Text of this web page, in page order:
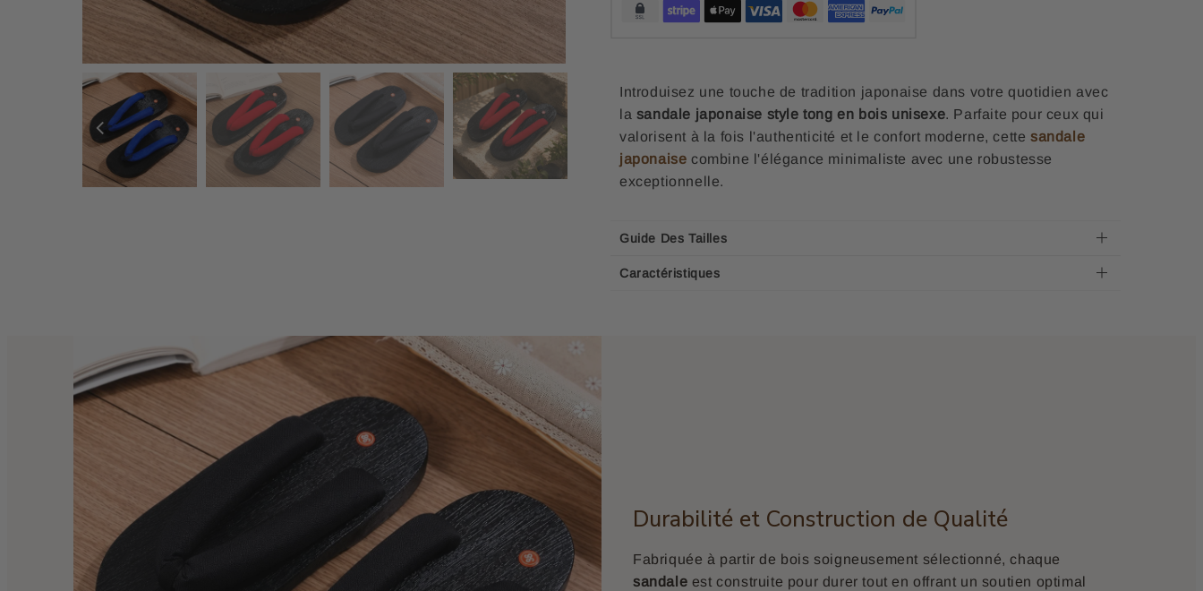
Introduisez une touche de tradition japonaise dans votre quotidien avec
la sandale japonaise style tong en bois unisexe. Parfaite pour ceux qui
valorisent à la fois l'authenticité et le confort moderne, cettesandale
japonaise combine l'élégance minimaliste avec une robustesse
exceptionnelle.
Guide Des Tailles
Caractéristiques
Durabilité et Construction de Qualité
Fabriquée à partir de bois soigneusement sélectionné, chaque
sandale est construite pour durer tout en offrant un soutien optimal